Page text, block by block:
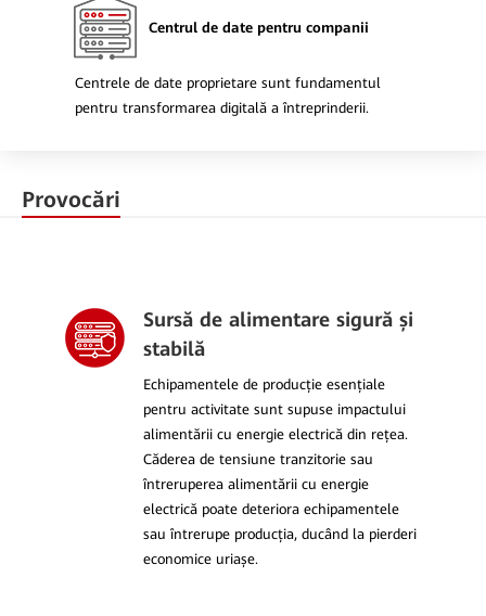
Centrul de date pentru companii
Centrele de date proprietare sunt fundamentul
pentru transformarea digitală a întreprinderii.
Provocări
Sursă de alimentare sigură și
stabilă
Echipamentele de producție esențiale
pentru activitate sunt supuse impactului
alimentării cu energie electrică din rețea.
Căderea de tensiune tranzitorie sau
întreruperea alimentării cu energie
electrică poate deteriora echipamentele
sau întrerupe producția, ducând la pierderi
economice uriașe.